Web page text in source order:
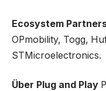
Ecosystem
OPmobility, Togg,
STMicroelectronics.
Über Plug and Play